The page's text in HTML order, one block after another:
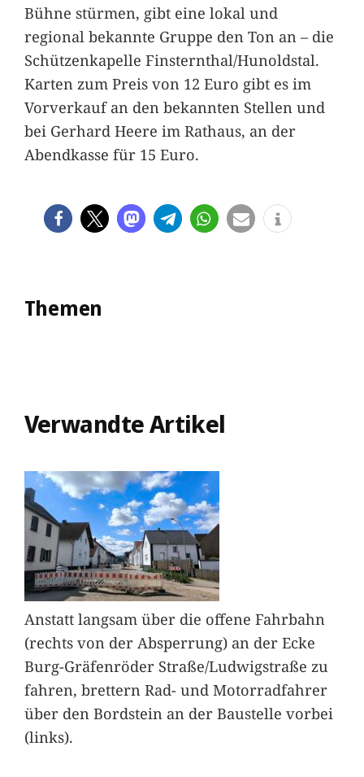
Bühne stürmen, gibt eine lokal und
regional bekannte Gruppe den Ton an – die
Schützenkapelle Finsternthal/Hunoldstal.
Karten zum Preis von 12 Euro gibt es im
Vorverkauf an den bekannten Stellen und
bei Gerhard Heere im Rathaus, an der
Abendkasse für 15 Euro.
Themen
Verwandte Artikel
Anstatt langsam über die offene Fahrbahn
(rechts von der Absperrung) an der Ecke
Burg-Gräfenröder Straße/Ludwigstraße zu
fahren, brettern Rad- und Motorradfahrer
über den Bordstein an der Baustelle vorbei
(links).